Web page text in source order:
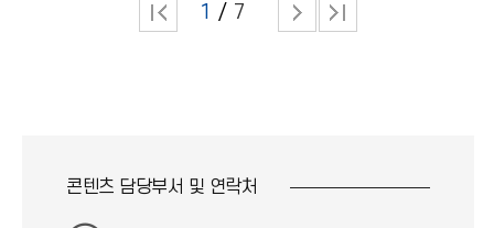
1 7
콘텐츠 담당부서 및 연락처